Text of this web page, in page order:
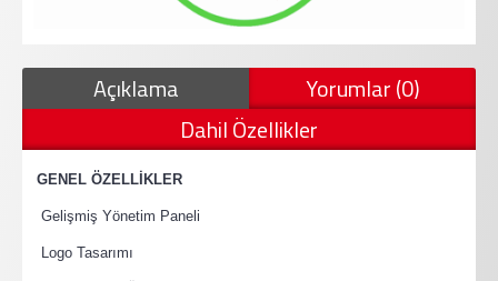
Açıklama
Yorumlar (0)
Dahil Özellikler
GENEL ÖZELLİKLER
Gelişmiş Yönetim Paneli
Logo Tasarımı